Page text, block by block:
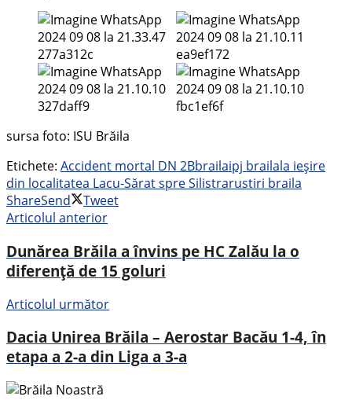
sursa foto: ISU Brăila
Etichete: Accident mortal DN 2Bbrailaipj brailala ieșire
din localitatea Lacu-Sărat spre Silistrarustiri braila
ShareSend
Tweet
Articolul anterior
Dunărea Brăila a învins pe HC Zalău la o
diferență de 15 goluri
Articolul următor
Dacia Unirea Brăila – Aerostar Bacău 1-4, în
etapa a 2-a din Liga a 3-a